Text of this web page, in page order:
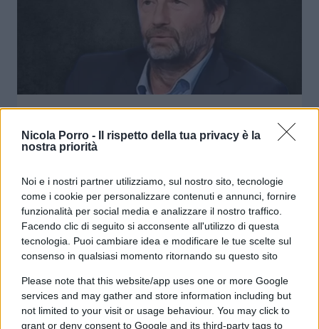
Nicola Porro -
Il rispetto della tua privacy è la
nostra priorità
Noi e i nostri partner utilizziamo, sul nostro sito, tecnologie
come i cookie per personalizzare contenuti e annunci, fornire
funzionalità per social media e analizzare il nostro traffico.
Facendo clic di seguito si acconsente all'utilizzo di questa
tecnologia. Puoi cambiare idea e modificare le tue scelte sul
consenso in qualsiasi momento ritornando su questo sito
Please note that this website/app uses one or more Google
services and may gather and store information including but
not limited to your visit or usage behaviour. You may click to
grant or deny consent to Google and its third-party tags to
Da Prodi al cognome della madre,
Franceschini voleva prenderci in
giro?
diSalvatore Di Bartolo
27 Marzo 2025, 14:57
7k